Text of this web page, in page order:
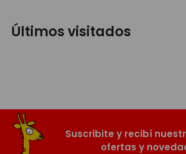
Últimos visitados
Suscribite y recibí
ofertas y